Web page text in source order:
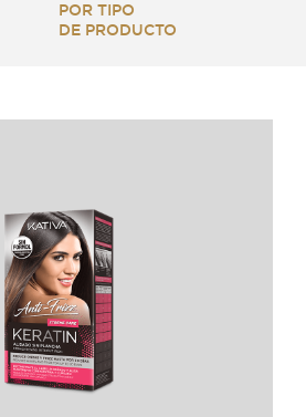
POR TIPO
DE PRODUCTO